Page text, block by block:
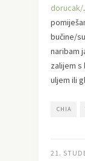
dorucak/
bučine/
naribam
zalijem s
uljem ili
CHIA
21.